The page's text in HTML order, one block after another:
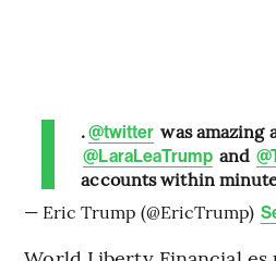
.@twitter was amazing
@LaraLeaTrump and
accounts within
— Eric Trump (@EricTrump)